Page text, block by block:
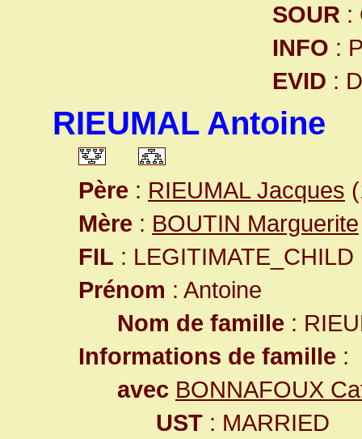
SOUR :
INFO :
EVID : D
RIEUMAL Antoine
Père : RIEUMAL Jacques
Mère : BOUTIN Marguerite
FIL : LEGITIMATE_CHILD
Prénom : Antoine
Nom de famille :
Informations de famille :
avec BONNAFOUX
UST : MARRIED